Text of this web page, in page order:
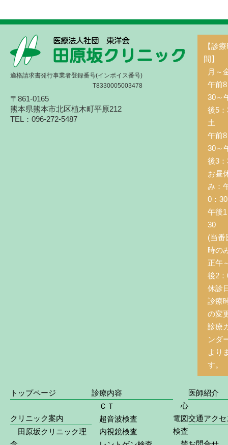
適格請求書発行事業者登録番号(インボイス番号)
T8330005003478
〒861-0165
熊本県熊本市北区植木町平原212
TEL：096-272-5487
【診
間】
月～
午前
30～
後5
土
午前
30～
後3
お昼
み：
0：
午後
30
(当番
時の
正午
後2
休診
診療
の変
診療
ンダ
より
す。
トップページ
クリニック案内
田原坂クリニック理
診療内容
ＣＴ
超音波検査
内視鏡検査
心
電図
検査
医師紹介
交通アクセ